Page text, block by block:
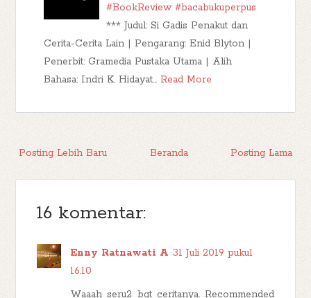
#BookReview #bacabukuperpus
*** Judul: Si Gadis Penakut dan
Cerita-Cerita Lain | Pengarang: Enid Blyton |
Penerbit: Gramedia Pustaka Utama | Alih
Bahasa: Indri K. Hidayat… Read More
Posting Lebih Baru Posting Lama
Beranda
16 komentar:
Enny Ratnawati A 31 Juli 2019 pukul
16.10
Waaah seru2 bgt ceritanya. Recommended